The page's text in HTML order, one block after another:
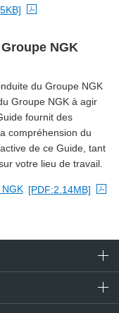
NGK
du Groupe NGK
Groupe NGK à agir
fournit des
compréhension du
de ce Guide, tant
votre lieu de travail.
[PDF:2.14MB]